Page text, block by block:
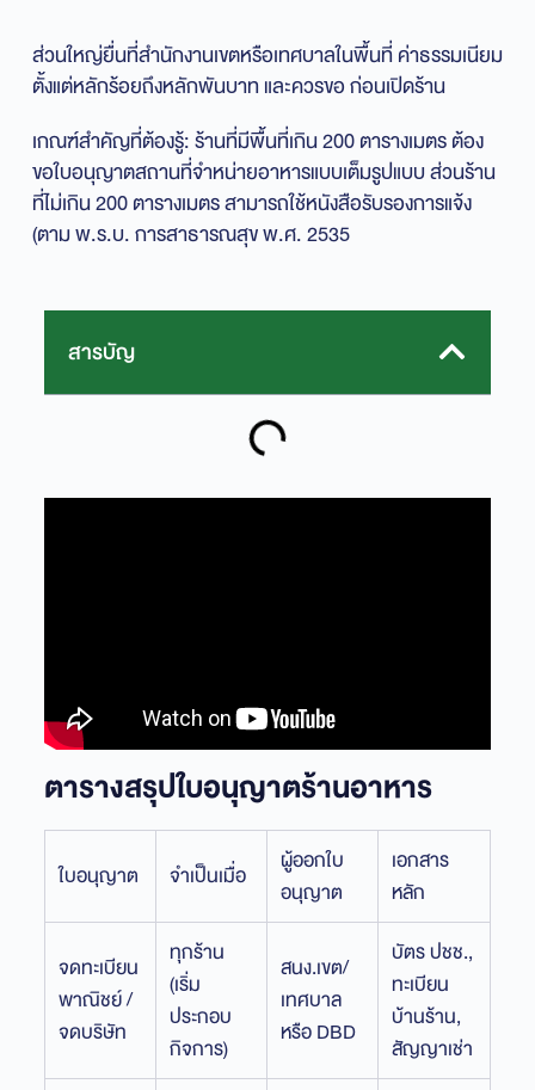
ส่วนใหญ่ยื่นที่สำนักงานเขตหรือเทศบาลในพื้นที่ ค่าธรรมเนียม
ตั้งแต่หลักร้อยถึงหลักพันบาท และควรขอ ก่อนเปิดร้าน
เกณฑ์สำคัญที่ต้องรู้: ร้านที่มีพื้นที่เกิน 200 ตารางเมตร ต้อง
ขอใบอนุญาตสถานที่จำหน่ายอาหารแบบเต็มรูปแบบ ส่วนร้าน
ที่ไม่เกิน 200 ตารางเมตร สามารถใช้หนังสือรับรองการแจ้ง
(ตาม พ.ร.บ. การสาธารณสุข พ.ศ. 2535
สารบัญ
ตารางสรุปใบอนุญาตร้านอาหาร
ใบอนุญาต จำเป็นเมื่อ
ผู้ออกใบ
อนุญาต
เอกสาร
หลัก
จดทะเบียน
พาณิชย์ /
จดบริษัท
ทุกร้าน
(เริ่ม
ประกอบ
กิจการ)
สนง.เขต/
เทศบาล
หรือ DBD
บัตร ปชช.,
ทะเบียน
บ้านร้าน,
สัญญาเช่า